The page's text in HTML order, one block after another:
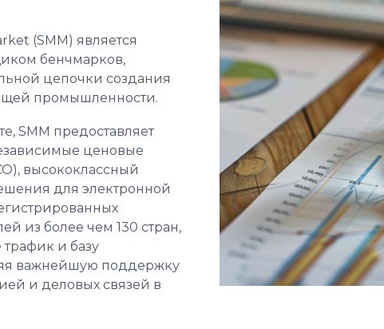
(SMM) является
бенчмарков,
цепочки создания
промышленности.
SMM предоставляет
ценовые
высококлассный
для электронной
из более чем 130 стран,
и базу
важнейшую поддержку
и деловых связей в